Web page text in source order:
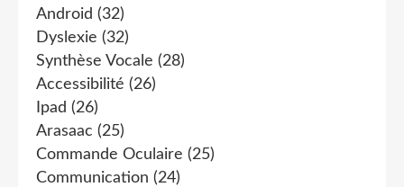
Android (32)
Dyslexie (32)
Synthèse Vocale (28)
Accessibilité (26)
Ipad (26)
Arasaac (25)
Commande Oculaire (25)
Communication (24)